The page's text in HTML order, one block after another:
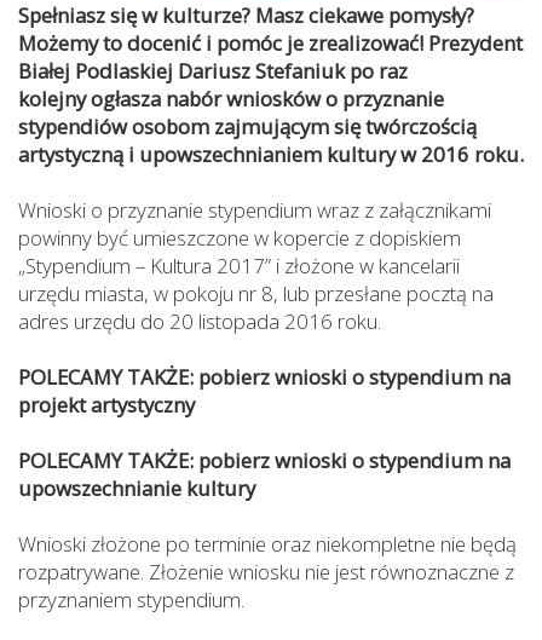
Spełniasz się w kulturze? Masz ciekawe pomysły?
Możemy to docenić i pomóc je zrealizować! Prezydent
Białej Podlaskiej Dariusz Stefaniuk po raz
kolejny ogłasza nabór wniosków o przyznanie
stypendiów osobom zajmującym się twórczością
artystyczną i upowszechnianiem kultury w 2016 roku.
Wnioski o przyznanie stypendium wraz z załącznikami
powinny być umieszczone w kopercie z dopiskiem
„Stypendium – Kultura 2017” i złożone w kancelarii
urzędu miasta, w pokoju nr 8, lub przesłane pocztą na
adres urzędu do 20 listopada 2016 roku.
POLECAMY TAKŻE: pobierz wnioski o stypendium na
projekt artystyczny
POLECAMY TAKŻE: pobierz wnioski o stypendium na
upowszechnianie kultury
Wnioski złożone po terminie oraz niekompletne nie będą
rozpatrywane. Złożenie wniosku nie jest równoznaczne z
przyznaniem stypendium.